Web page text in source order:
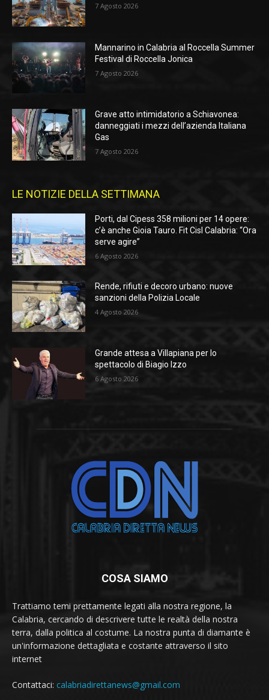
7 Agosto 2026
Mannarino in Calabria al Roccella Summer
Festival di Roccella Jonica
7 Agosto 2026
Grave atto intimidatorio a Schiavonea:
danneggiati i mezzi dell’azienda Italiana
Gas
7 Agosto 2026
LE NOTIZIE DELLA SETTIMANA
Porti, dal Cipess 358 milioni per 14 opere:
c’è anche Gioia Tauro. Fit Cisl Calabria: “Ora
serve agire”
6 Agosto 2026
Rende, rifiuti e decoro urbano: nuove
sanzioni della Polizia Locale
4 Agosto 2026
Grande attesa a Villapiana per lo
spettacolo di Biagio Izzo
6 Agosto 2026
COSA SIAMO
Trattiamo temi prettamente legati alla nostra regione, la
Calabria, cercando di descrivere tutte le realtà della nostra
terra, dalla politica al costume. La nostra punta di diamante è
un'informazione dettagliata e costante attraverso il sito
internet
Contattaci: calabriadirettanews@gmail.com